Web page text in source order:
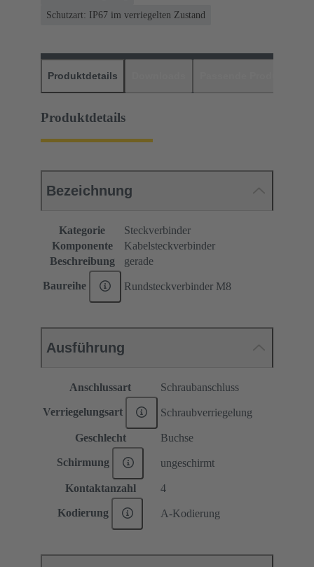
Schutzart: IP67 im verriegelten Zustand
Produktdetails
Produktdetails
Bezeichnung
Kategorie
Steckverbinder
Komponente
Kabelsteckverbinder
Beschreibung
gerade
Baureihe Rundsteckverbinder M8
Ausführung
Anschlussart Schraubanschluss
Verriegelungsart Schraubverriegelung
Geschlecht Buchse
Schirmung ungeschirmt
Kontaktanzahl 4
Kodierung A-Kodierung